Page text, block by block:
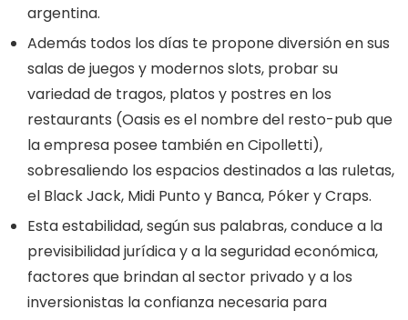
argentina.
Además todos los días te propone diversión en sus
salas de juegos y modernos slots, probar su
variedad de tragos, platos y postres en los
restaurants (Oasis es el nombre del resto-pub que
la empresa posee también en Cipolletti),
sobresaliendo los espacios destinados a las ruletas,
el Black Jack, Midi Punto y Banca, Póker y Craps.
Esta estabilidad, según sus palabras, conduce a la
previsibilidad jurídica y a la seguridad económica,
factores que brindan al sector privado y a los
inversionistas la confianza necesaria para